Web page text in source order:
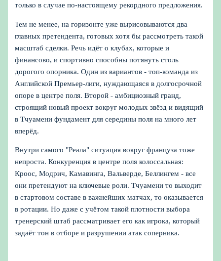
только в случае по‑настоящему рекордного предложения.
Тем не менее, на горизонте уже вырисовываются два
главных претендента, готовых хотя бы рассмотреть такой
масштаб сделки. Речь идёт о клубах, которые и
финансово, и спортивно способны потянуть столь
дорогого опорника. Один из вариантов - топ-команда из
Английской Премьер-лиги, нуждающаяся в долгосрочной
опоре в центре поля. Второй - амбициозный гранд,
строящий новый проект вокруг молодых звёзд и видящий
в Тчуамени фундамент для середины поля на много лет
вперёд.
Внутри самого "Реала" ситуация вокруг француза тоже
непроста. Конкуренция в центре поля колоссальная:
Кроос, Модрич, Камавинга, Вальверде, Беллингем - все
они претендуют на ключевые роли. Тчуамени то выходит
в стартовом составе в важнейших матчах, то оказывается
в ротации. Но даже с учётом такой плотности выбора
тренерский штаб рассматривает его как игрока, который
задаёт тон в отборе и разрушении атак соперника.